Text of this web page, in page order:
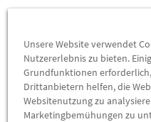
Das könnte Sie
Wird auch oft
Unsere Website verwendet
Nutzererlebnis zu bieten.
Grundfunktionen
Drittanbietern helfen, die
Websitenutzung zu
Marketingbemühungen zu